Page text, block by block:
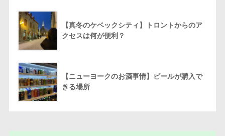
【真冬のケベックシティ】トロントからのア
クセスは何が便利？
【ニューヨークのお酒事情】ビールが購入で
きる場所